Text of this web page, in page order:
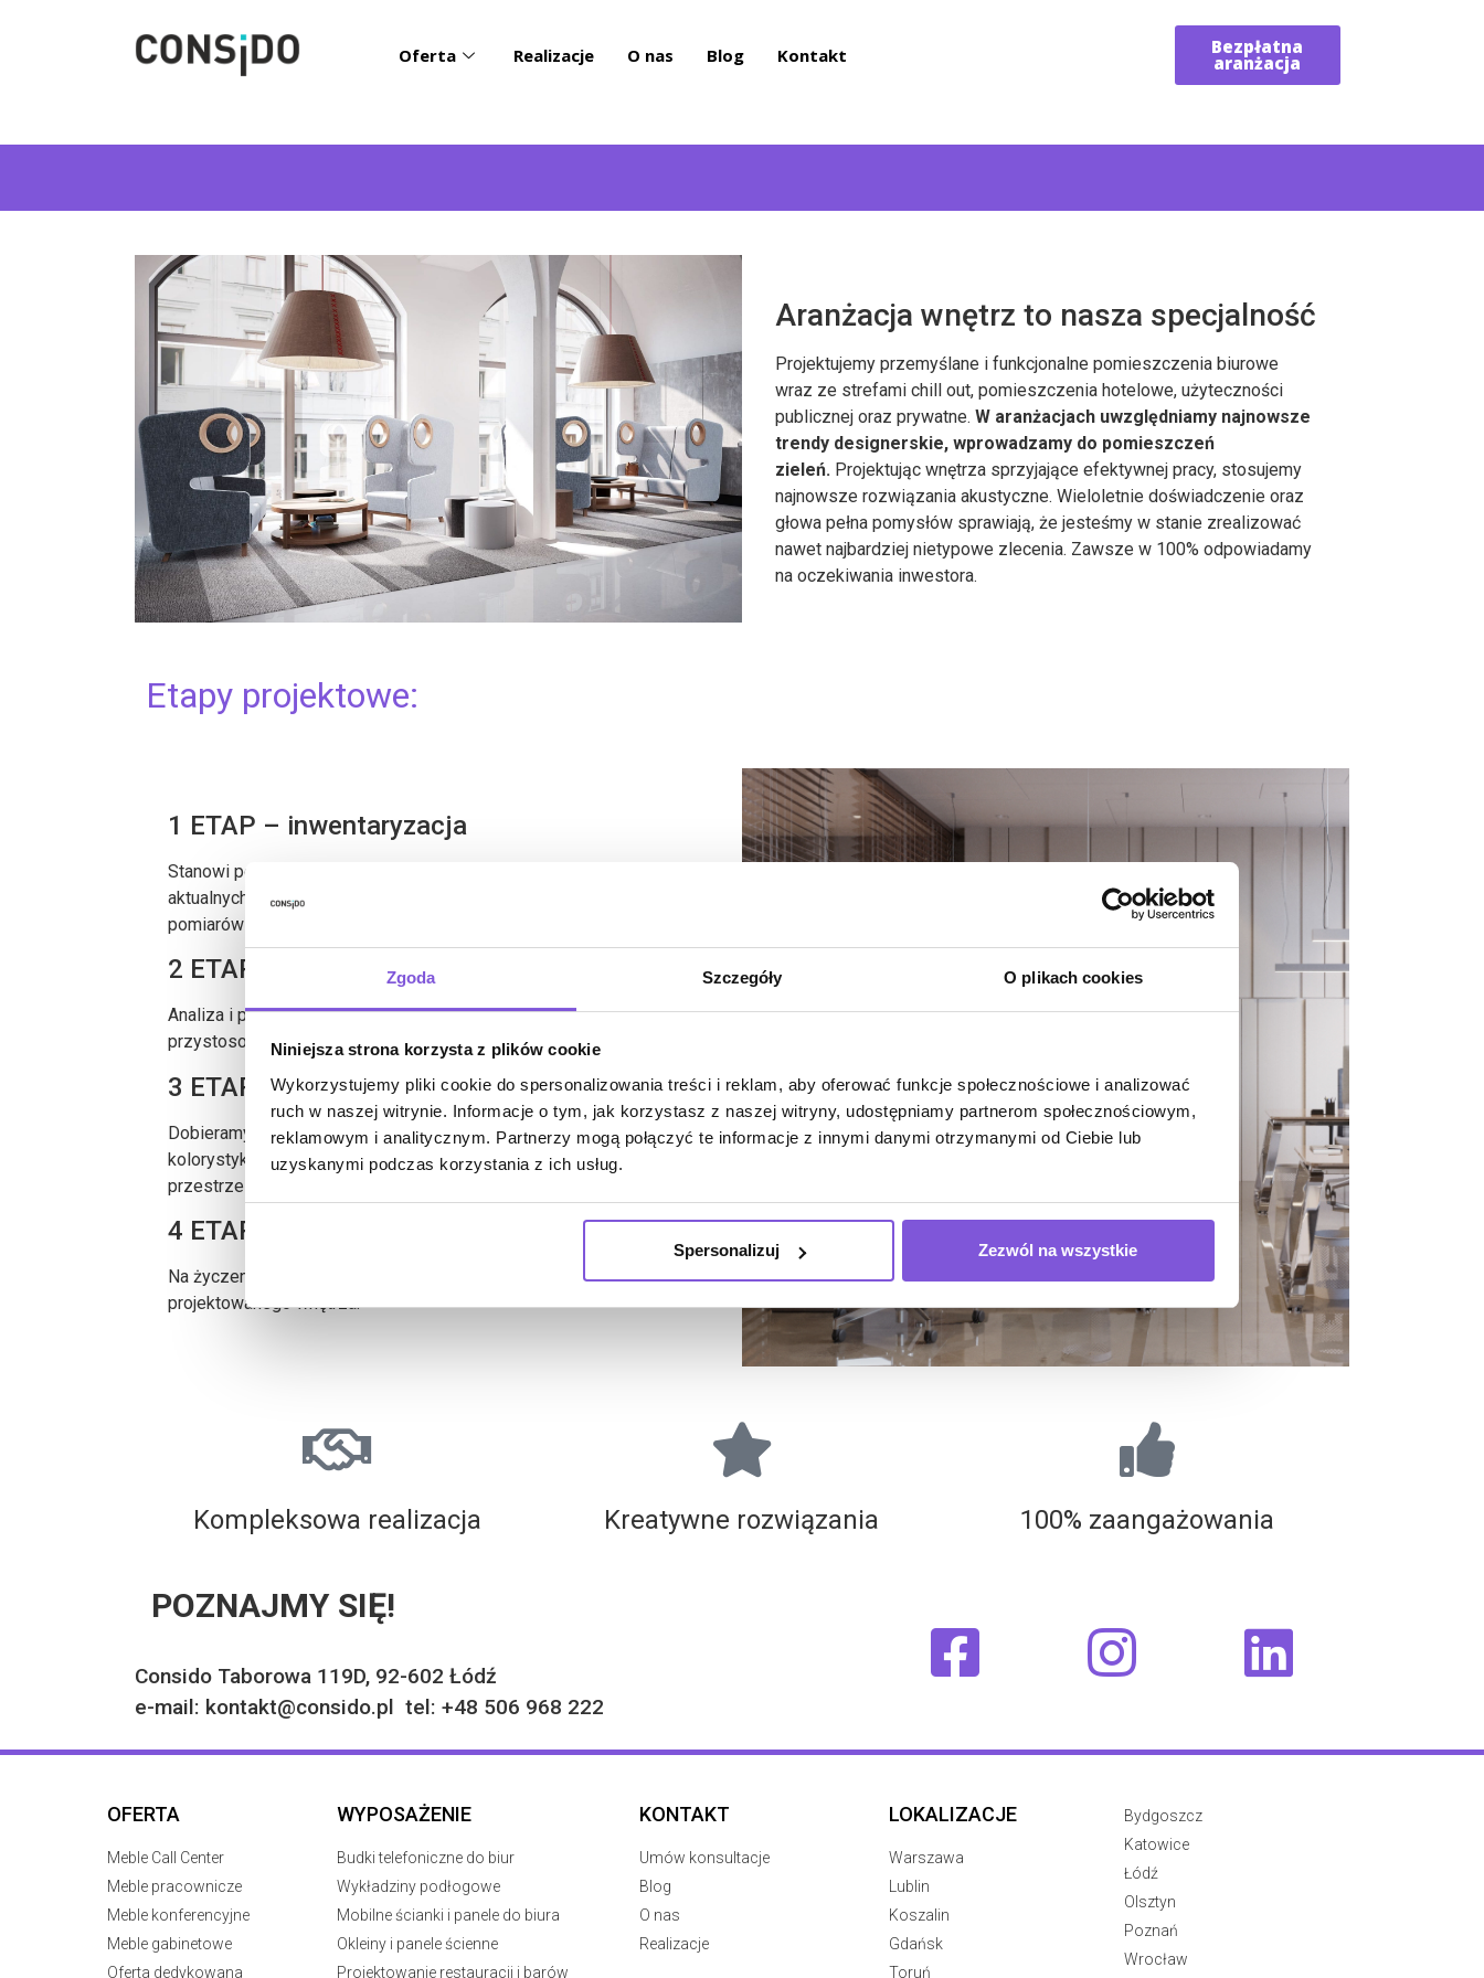
Zgoda Szczegóły O plikach cookies
Niniejsza strona korzysta z plików cookie
Wykorzystujemy pliki cookie do spersonalizowania treści i reklam, aby oferować funkcje społecznościowe i analizować
ruch w naszej witrynie. Informacje o tym, jak korzystasz z naszej witryny, udostępniamy partnerom społecznościowym,
reklamowym i analitycznym. Partnerzy mogą połączyć te informacje z innymi danymi otrzymanymi od Ciebie lub
uzyskanymi podczas korzystania z ich usług.
Spersonalizuj Zezwól na wszystkie
Oferta Realizacje O nas Blog Kontakt Bezpłatna
aranżacja
Aranżacja wnętrz to nasza specjalność
Projektujemy przemyślane i funkcjonalne pomieszczenia biurowe
wraz ze strefami chill out, pomieszczenia hotelowe, użyteczności
publicznej oraz prywatne. W aranżacjach uwzględniamy najnowsze
trendy designerskie, wprowadzamy do pomieszczeń
zieleń. Projektując wnętrza sprzyjające efektywnej pracy, stosujemy
najnowsze rozwiązania akustyczne. Wieloletnie doświadczenie oraz
głowa pełna pomysłów sprawiają, że jesteśmy w stanie zrealizować
nawet najbardziej nietypowe zlecenia. Zawsze w 100% odpowiadamy
na oczekiwania inwestora.
Etapy projektowe:
1 ETAP – inwentaryzacja
Stanowi podstawę rozpoczęcia projektu. Jest to opracowanie
aktualnych planów wnętrza na podstawie przeprowadzonych
pomiarów z natury.
2 ETAP – space plan
Analiza i propozycja efektywnego wykorzystania przestrzeni,
przystosowania wyposażenia do indywidualnych potrzeb Inwestora.
3 ETAP – projekt wnętrza
Dobieramy meble,wykładziny, dodatki orazoświetlenie. Ustalamy
kolorystykę wnętrza. Tworzymy spójną i w pełni funkcjonalną
przestrzeń.
4 ETAP – wizualizacje
Na życzenie Klienta przygotowujemy foto-realistyczne wizualizacje
projektowanego wnętrza.
Kompleksowa realizacja Kreatywne rozwiązania 100% zaangażowania
POZNAJMY SIĘ!
Consido Taborowa 119D, 92-602 Łódź
e-mail: kontakt@consido.pl tel: +48 506 968 222
OFERTA
Meble Call Center
Meble pracownicze
Meble konferencyjne
Meble gabinetowe
Oferta dedykowana
WYPOSAŻENIE
Budki telefoniczne do biur
Wykładziny podłogowe
Mobilne ścianki i panele do biura
Okleiny i panele ścienne
Projektowanie restauracji i barów
KONTAKT
Umów konsultacje
Blog
O nas
Realizacje
LOKALIZACJE
Warszawa
Lublin
Koszalin
Gdańsk
Toruń
Bydgoszcz
Katowice
Łódź
Olsztyn
Poznań
Wrocław